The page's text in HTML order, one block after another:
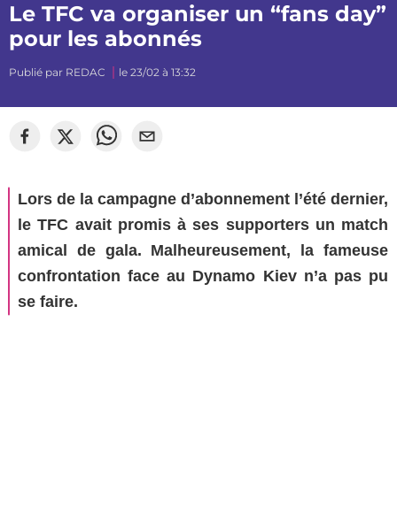
Le TFC va organiser un “fans day”
pour les abonnés
Publié par REDAC le 23/02 à 13:32
Lors de la campagne d’abonnement l’été dernier,
le TFC avait promis à ses supporters un match
amical de gala. Malheureusement, la fameuse
confrontation face au Dynamo Kiev n’a pas pu
se faire.